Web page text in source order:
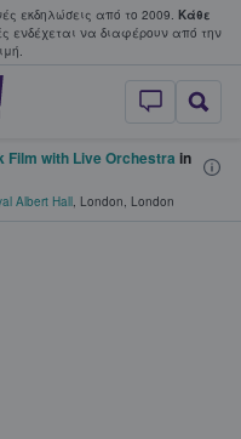
εκδηλώσεις από το 2009. Κάθε
ενδέχεται να διαφέρουν από την
StubHub - Όπου
Film with Live Orchestra in
Albert Hall, London, London